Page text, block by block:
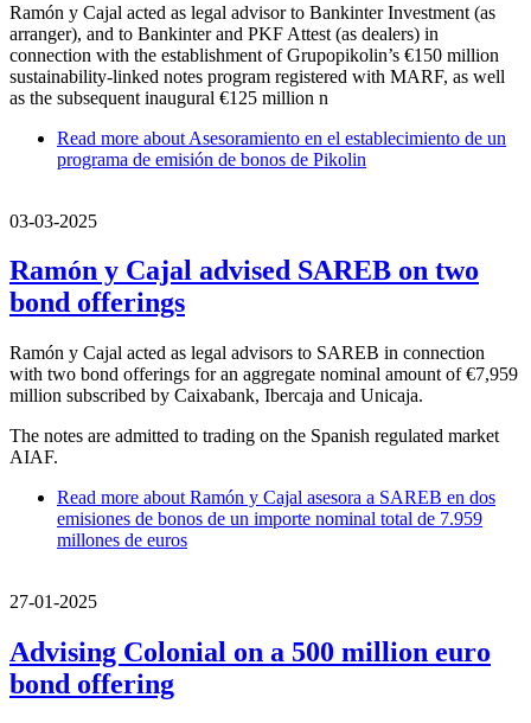
Ramón y Cajal acted as legal advisor to Bankinter Investment (as
arranger), and to Bankinter and PKF Attest (as dealers) in
connection with the establishment of Grupopikolin’s €150 million
sustainability-linked notes program registered with MARF, as well
as the subsequent inaugural €125 million n
Read more about Asesoramiento en el establecimiento de un
programa de emisión de bonos de Pikolin
03-03-2025
Ramón y Cajal advised SAREB on two
bond offerings
Ramón y Cajal acted as legal advisors to SAREB in connection
with two bond offerings for an aggregate nominal amount of €7,959
million subscribed by Caixabank, Ibercaja and Unicaja.
The notes are admitted to trading on the Spanish regulated market
AIAF.
Read more about Ramón y Cajal asesora a SAREB en dos
emisiones de bonos de un importe nominal total de 7.959
millones de euros
27-01-2025
Advising Colonial on a 500 million euro
bond offering